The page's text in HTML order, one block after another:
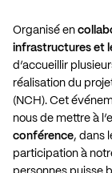
Organisé en
infrastructures et
d’accueillir
réalisation du
(NCH). Cet
nous de mettre à
conférence, dans
participation à